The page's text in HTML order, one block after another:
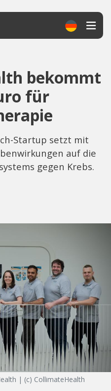
bekommt
für
Startup setzt mit
auf die
gegen Krebs.
| (c) CollimateHealth